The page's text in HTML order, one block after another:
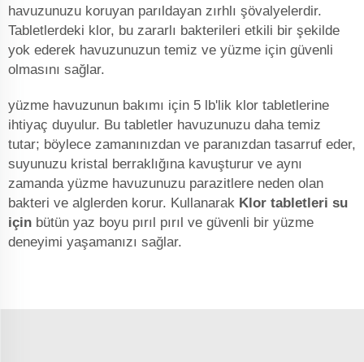
havuzunuzu koruyan parıldayan zırhlı şövalyelerdir.
Tabletlerdeki klor, bu zararlı bakterileri etkili bir şekilde
yok ederek havuzunuzun temiz ve yüzme için güvenli
olmasını sağlar.
yüzme havuzunun bakımı için 5 lb'lik klor tabletlerine
ihtiyaç duyulur. Bu tabletler havuzunuzu daha temiz
tutar; böylece zamanınızdan ve paranızdan tasarruf eder,
suyunuzu kristal berraklığına kavuşturur ve aynı
zamanda yüzme havuzunuzu parazitlere neden olan
bakteri ve alglerden korur. Kullanarak Klor tabletleri su
için bütün yaz boyu pırıl pırıl ve güvenli bir yüzme
deneyimi yaşamanızı sağlar.